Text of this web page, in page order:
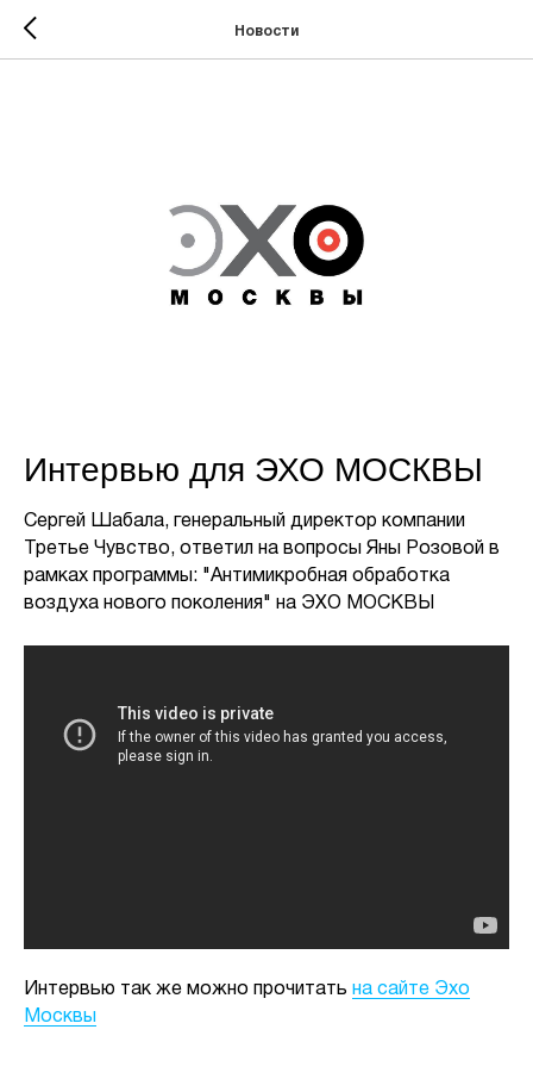
Новости
Интервью для ЭХО МОСКВЫ
Сергей Шабала, генеральный директор компании
Третье Чувство, ответил на вопросы Яны Розовой в
рамках программы: "Антимикробная обработка
воздуха нового поколения" на ЭХО МОСКВЫ
Интервью так же можно прочитать на сайте Эхо
Москвы